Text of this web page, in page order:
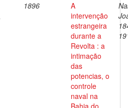
1896
A
intervenção
estrangeira
durante a
Revolta : a
intimação
das
potencias, o
controle
naval na
Bahia do